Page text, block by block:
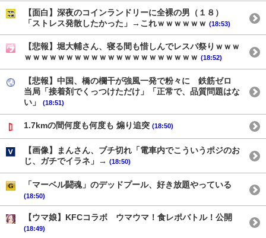
【面白】深夜のコインランドリーに全裸の男（１８）
「ストレス発散したかった」→これｗｗｗｗｗｗ (18:53)
【悲報】堀大輔さん、寝る間も惜しんでレスバ祭りｗｗｗ
ｗｗｗｗｗｗｗｗｗｗｗｗｗｗｗｗｗｗｗｗｗ (18:52)
【悲報】中国、橋の欄干が強風一発で粉々に 鉄筋ゼロ
当局「接着剤でくっつけただけ」「正常で、品質問題はな
い」
(18:51)
1.7kmの間何度も何度も 煽り追突 (18:50)
【画像】まんさん、ブチ切れ「電車内でこういうポジのお
じ、ガチでイラネ」→ (18:50)
「マーベル闘魂」のデッドプール、好き放題やっている
(18:50)
【ウマ娘】KFCコラボ ウマウマ！食レポバトル！公開
(18:49)